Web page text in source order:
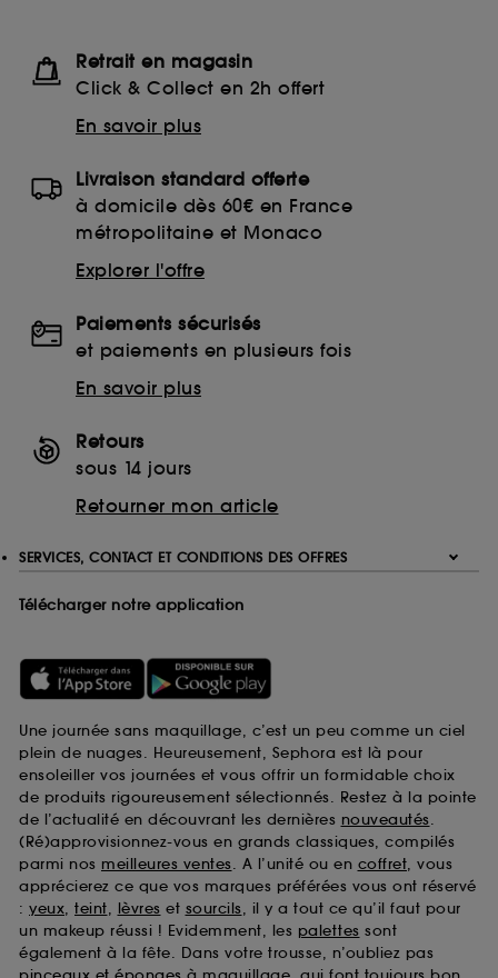
Retrait en magasin
Click & Collect en 2h offert
En savoir plus
Livraison standard offerte
à domicile dès 60€ en France
métropolitaine et Monaco
Explorer l'offre
Paiements sécurisés
et paiements en plusieurs fois
En savoir plus
Retours
sous 14 jours
Retourner mon article
SERVICES, CONTACT ET CONDITIONS DES OFFRES
Télécharger notre application
Une journée sans maquillage, c’est un peu comme un ciel
plein de nuages. Heureusement, Sephora est là pour
ensoleiller vos journées et vous offrir un formidable choix
de produits rigoureusement sélectionnés. Restez à la pointe
de l’actualité en découvrant les dernières nouveautés.
(Ré)approvisionnez-vous en grands classiques, compilés
parmi nos meilleures ventes. A l’unité ou en coffret, vous
apprécierez ce que vos marques préférées vous ont réservé
: yeux, teint, lèvres et sourcils, il y a tout ce qu’il faut pour
un makeup réussi ! Evidemment, les palettes sont
également à la fête. Dans votre trousse, n’oubliez pas